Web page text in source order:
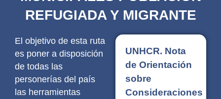
REFUGIADA Y MIGRANTE
El objetivo de esta ruta
es poner a disposición
de todas las
personerías del país
las herramientas
UNHCR. Nota
de Orientación
sobre
Consideraciones